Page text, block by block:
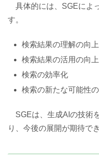
具体的には、SGEによ
す。
検索結果の理解の向上
検索結果の活用の向上
検索の効率化
検索の新たな可能性
SGEは、生成AIの技術
り、今後の展開が期待で